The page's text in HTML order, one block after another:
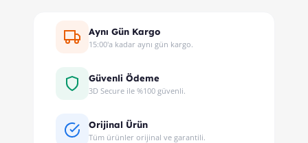
Aynı Gün Kargo
15:00'a kadar aynı gün kargo.
Güvenli Ödeme
3D Secure ile %100 güvenli.
Orijinal Ürün
Tüm ürünler orijinal ve garantili.